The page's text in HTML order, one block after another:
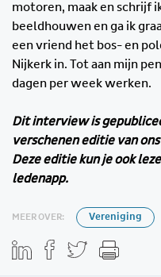
motoren, maak en schrijf
beeldhouwen en ga ik
een vriend het bos- en
Nijkerk in. Tot aan mijn
dagen per week werken.
Dit interview is
verschenen editie van
Deze editie kun je ook
ledenapp.
MEER OVER: Vereniging